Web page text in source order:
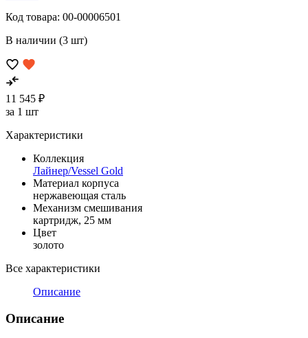
Код товара: 00-00006501
В наличии (3 шт)
11 545 ₽
за 1 шт
Характеристики
Коллекция
Лайнер/Vessel Gold
Материал корпуса
нержавеющая сталь
Механизм смешивания
картридж, 25 мм
Цвет
золото
Все характеристики
Описание
Описание